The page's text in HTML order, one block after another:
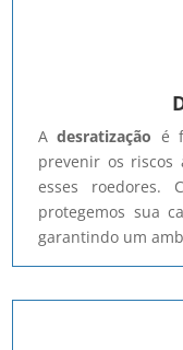
Adesratização é
prevenir os riscos
esses roedores.
protegemos sua
garantindo um